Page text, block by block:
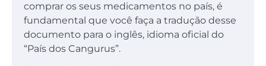
comprar os seus medicamentos no país, é
fundamental que você faça a tradução desse
documento para o inglês, idioma oficial do
“País dos Cangurus”.